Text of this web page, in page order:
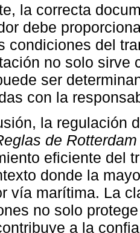
la correcta
debe
condiciones del
no solo sirve
ser
con la
la regulación
de Rotterdam
eficiente del
donde la
vía marítima. La
no solo
a la